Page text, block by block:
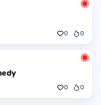
0 0
0 0